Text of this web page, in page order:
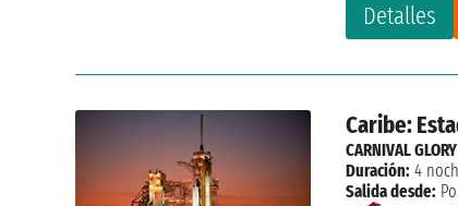
Detalles
Caribe:
CARNIVAL
Duración: 4
Salida desde: